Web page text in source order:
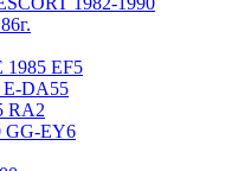
EF5
E-DA55
RA2
GG-EY6